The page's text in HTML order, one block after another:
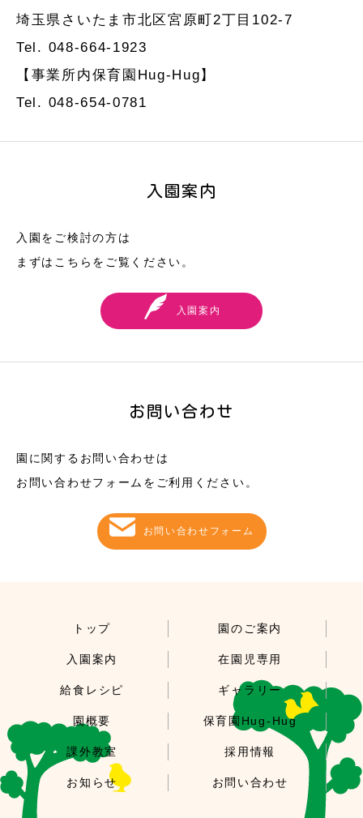
埼玉県さいたま市北区宮原町2丁目102-7
Tel. 048-664-1923
【事業所内保育園Hug-Hug】
Tel. 048-654-0781
入園案内
入園をご検討の方は
まずはこちらをご覧ください。
入園案内
お問い合わせ
園に関するお問い合わせは
お問い合わせフォームをご利用ください。
お問い合わせフォーム
トップ 園のご案内
入園案内 在園児専用
給食レシピ ギャラリー
園概要 保育園Hug-Hug
課外教室 採用情報
お知らせ お問い合わせ